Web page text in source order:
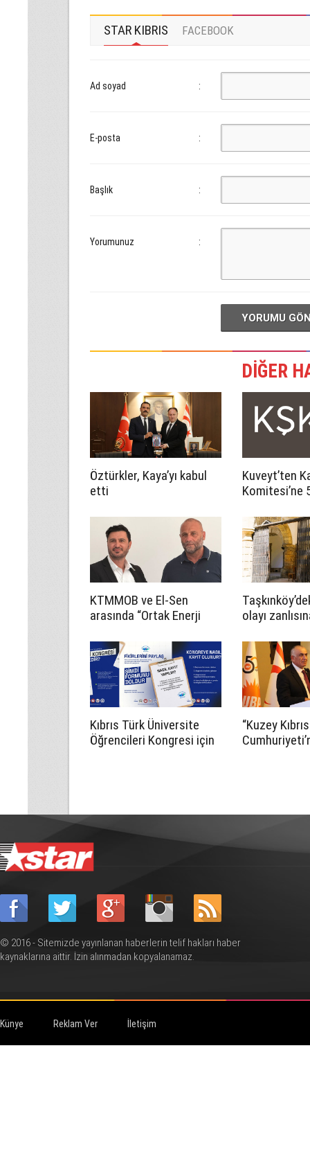
STAR KIBRIS FACEBOOK
Ad soyad :
E-posta :
Başlık :
Yorumunuz :
YORUMU
DİĞER
Öztürkler, Kaya’yı kabul
etti
Kuveyt’ten
Komitesi’ne
KTMMOB ve El-Sen
arasında “Ortak Enerji
Protokolü” imzalandı
olayı
Kıbrıs Türk Üniversite
Öğrencileri Kongresi için
“Kuzey
© 2016 - Sitemizde yayınlanan haberlerin telif hakları haber
kaynaklarına aittir. İzin alınmadan kopyalanamaz.
Künye Reklam Ver İletişim